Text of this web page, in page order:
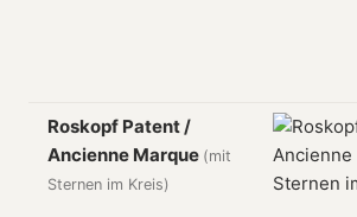
Roskopf Patent /
Ancienne Marque (mit
Sternen im Kreis)